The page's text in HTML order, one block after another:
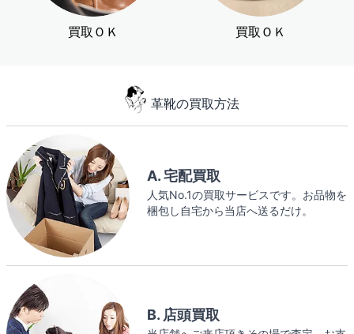
買取ＯＫ 買取ＯＫ
革靴の買取方法
A. 宅配買取
人気No.1の買取サービスです。お品物を
梱包し自宅から当店へ送るだけ。
B. 店頭買取